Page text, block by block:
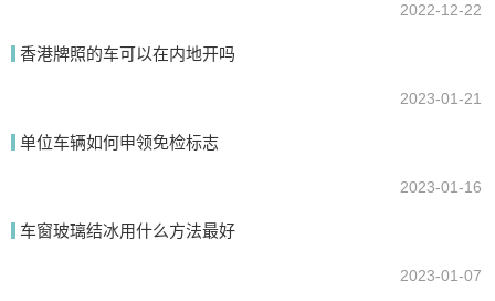
2022-12-22
香港牌照的车可以在内地开吗
2023-01-21
单位车辆如何申领免检标志
2023-01-16
车窗玻璃结冰用什么方法最好
2023-01-07